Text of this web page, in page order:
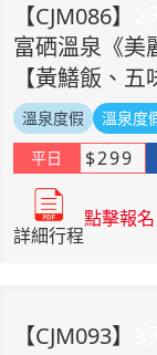
【CJM086】
富硒溫泉《美
【黃鱔飯、
溫泉度假 溫泉度
平日
$299
詳細行程
點擊報名
【CJM093】